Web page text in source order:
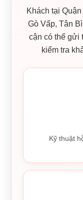
Khách tại
Gò Vấp, Tân
cận có thể gửi
kiểm tra
Kỹ thuật